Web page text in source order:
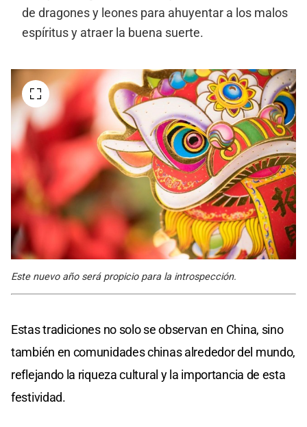
de dragones y leones para ahuyentar a los malos
espíritus y atraer la buena suerte.
Este nuevo año será propicio para la introspección.
Estas tradiciones no solo se observan en China, sino
también en comunidades chinas alrededor del mundo,
reflejando la riqueza cultural y la importancia de esta
festividad.